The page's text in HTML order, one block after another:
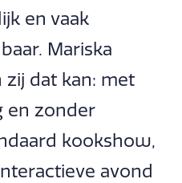
en vaak
Mariska
dat kan: met
en zonder
kookshow,
avond